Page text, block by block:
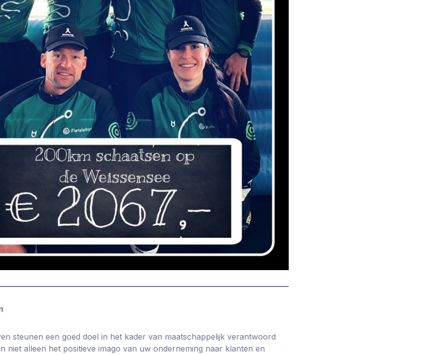
steunen een goed doel in het kader van maatschappelijk verantwoord
niet alleen het positieve imago van uw onderneming naar klanten en